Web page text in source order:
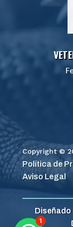
Copyright ©
Política de
Aviso Legal
Diseñado
1